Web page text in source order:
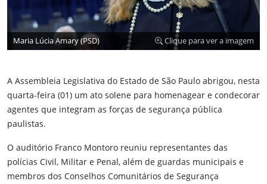
Maria Lúcia Amary (PSD) Clique para ver a imagem
A Assembleia Legislativa do Estado de São Paulo abrigou, nesta
quarta-feira (01) um ato solene para homenagear e condecorar
agentes que integram as forças de segurança pública
paulistas.
O auditório Franco Montoro reuniu representantes das
polícias Civil, Militar e Penal, além de guardas municipais e
membros dos Conselhos Comunitários de Segurança